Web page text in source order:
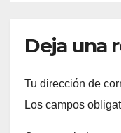
Deja una
Tu dirección de
Los campos